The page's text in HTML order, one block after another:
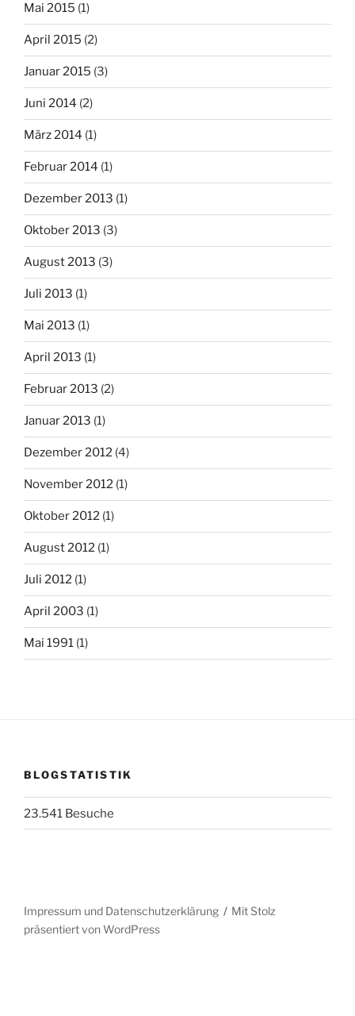
Mai 2015 (1)
April 2015 (2)
Januar 2015 (3)
Juni 2014 (2)
März 2014 (1)
Februar 2014 (1)
Dezember 2013 (1)
Oktober 2013 (3)
August 2013 (3)
Juli 2013 (1)
Mai 2013 (1)
April 2013 (1)
Februar 2013 (2)
Januar 2013 (1)
Dezember 2012 (4)
November 2012 (1)
Oktober 2012 (1)
August 2012 (1)
Juli 2012 (1)
April 2003 (1)
Mai 1991 (1)
BLOGSTATISTIK
23.541 Besuche
Impressum und Datenschutzerklärung
Mit Stolz
präsentiert von WordPress